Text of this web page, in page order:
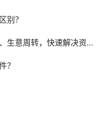
别？
周转，快速解决资金缺口
？